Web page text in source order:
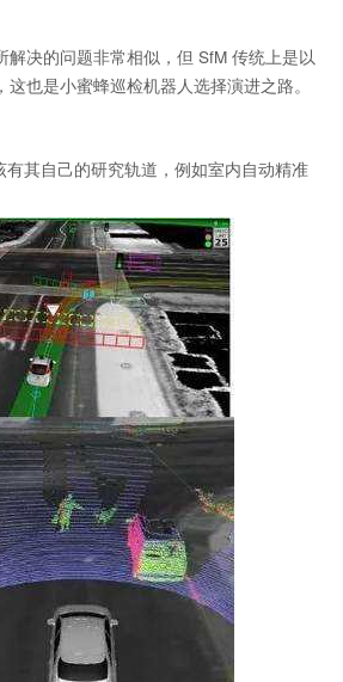
决的问题非常相似，但 SfM 传统上是以
也是小蜜蜂巡检机器人选择演进之路。
其自己的研究轨道，例如室内自动精准